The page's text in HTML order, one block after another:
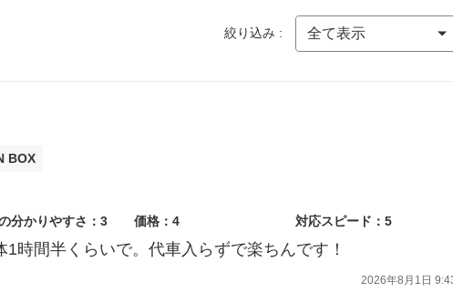
絞り込み :
BOX
分かりやすさ：3 価格：4 対応スピード：5
時間半くらいで。代車入らずで楽ちんです！
2026年8月1日